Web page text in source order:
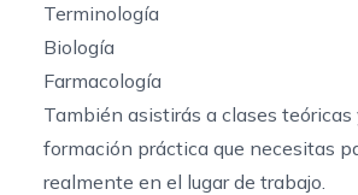
Terminología
Biología
Farmacología
También asistirás a clases
formación práctica que necesitas
realmente en el lugar de trabajo.